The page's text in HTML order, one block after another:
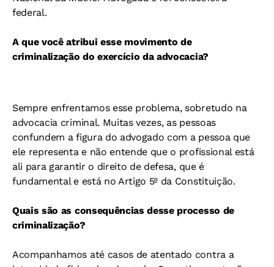
federal.
A que você atribui esse movimento de
criminalização do exercício da advocacia?
Sempre enfrentamos esse problema, sobretudo na
advocacia criminal. Muitas vezes, as pessoas
confundem a figura do advogado com a pessoa que
ele representa e não entende que o profissional está
ali para garantir o direito de defesa, que é
fundamental e está no Artigo 5º da Constituição.
Quais são as consequências desse processo de
criminalização?
Acompanhamos até casos de atentado contra a